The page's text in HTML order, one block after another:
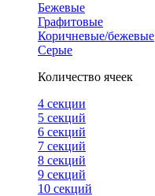
Бежевые
Графитовые
Коричневые/бежевые
Серые
Количество ячеек
4 cекции
5 секций
6 секций
7 секций
8 секций
9 секций
10 секций